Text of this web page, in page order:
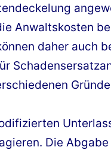
Anwaltskosten
daher auch
Die